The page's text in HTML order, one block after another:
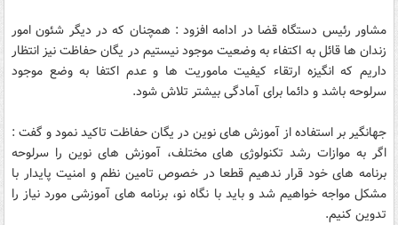
مشاور رئیس دستگاه قضا در ادامه افزود : همچنان که در دیگر شئون امور
زندان ها قائل به اکتفاء به وضعیت موجود نیستیم در یگان حفاظت نیز انتظار
داریم که انگیزه ارتقاء کیفیت ماموریت ها و عدم اکتفا به وضع موجود
سرلوحه باشد و دائما برای آمادگی بیشتر تلاش شود.
جهانگیر بر استفاده از آموزش های نوین در یگان حفاظت تاکید نمود و گفت :
اگر به موازات رشد تکنولوژی های مختلف، آموزش های نوین را سرلوحه
برنامه های خود قرار ندهیم قطعا در خصوص تامین نظم و امنیت پایدار با
مشکل مواجه خواهیم شد و باید با نگاه نو، برنامه های آموزشی مورد نیاز را
تدوین کنیم.